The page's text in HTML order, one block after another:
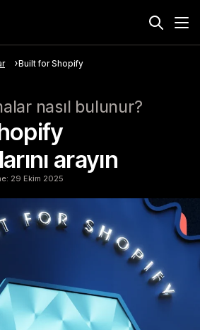
Built for Shopify
nasıl bulunur?
arayın
29 Ekim 2025